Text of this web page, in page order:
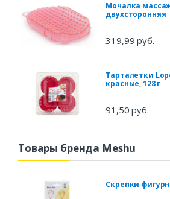
Мочалка
двухсторонняя
319,99 руб.
Тарталетки
красные, 128 г
91,50 руб.
Товары бренда Meshu
Скрепки